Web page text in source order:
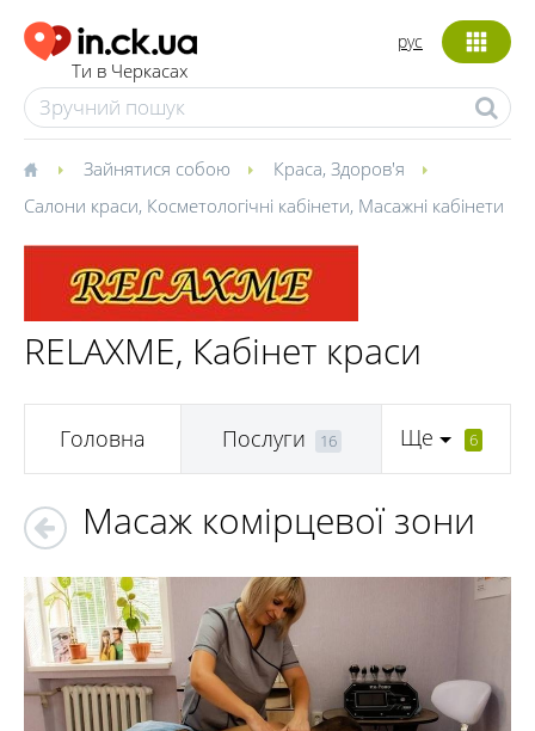
Ти в Черкасах
рус
Зайнятися собою Краса, Здоров'я
Салони краси, Косметологічні кабінети, Масажні кабінети
RELAXME, Кабінет краси
Головна Послуги 16 Ще 6
Масаж комірцевої зони